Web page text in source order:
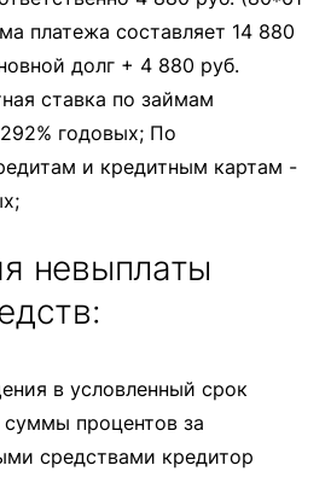
платежа составляет 14 880
долг + 4 880 руб.
ставка по займам
годовых; По
и кредитным картам -
невыплаты
в условленный срок
процентов за
средствами кредитор